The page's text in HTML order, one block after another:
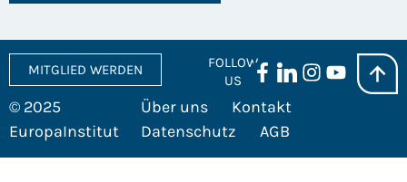
© 2025
EuropaInstitut
Über uns
Kontakt
Datenschutz
AGB
MITGLIED WERDEN
FOLLOW
US